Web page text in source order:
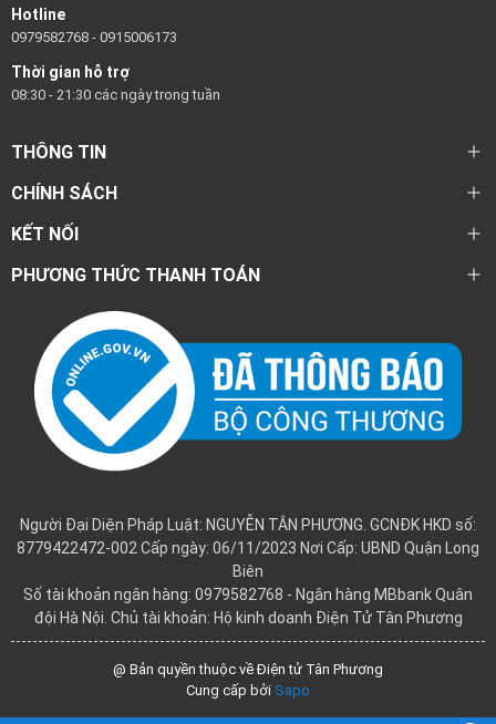
Hotline
0979582768 - 0915006173
Thời gian hỗ trợ
08:30 - 21:30 các ngày trong tuần
THÔNG TIN
CHÍNH SÁCH
KẾT NỐI
PHƯƠNG THỨC THANH TOÁN
Người Đại Diện Pháp Luật: NGUYỄN TÂN PHƯƠNG. GCNĐK HKD số:
8779422472-002 Cấp ngày: 06/11/2023 Nơi Cấp: UBND Quận Long
Biên
Số tài khoản ngân hàng: 0979582768 - Ngân hàng MBbank Quân
đội Hà Nội. Chủ tài khoản: Hộ kinh doanh Điện Tử Tân Phương
@ Bản quyền thuộc về Điện tử Tân Phương
Cung cấp bởi Sapo